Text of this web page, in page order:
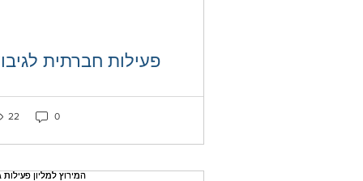
as liked
פעילות חברתית
22 0